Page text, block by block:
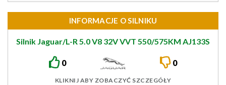
INFORMACJE O SILNIKU
Silnik Jaguar/L-R 5.0 V8 32V VVT 550/575KM AJ133S
0 0
KLIKNIJ ABY ZOBACZYĆ SZCZEGÓŁY